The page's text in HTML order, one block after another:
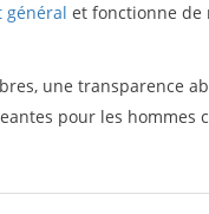
général et fonctionne de
une transparence
pour les hommes